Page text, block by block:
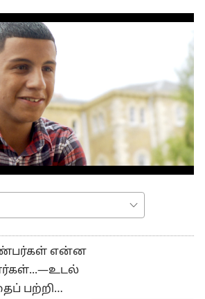
என்ன
பற்றி…